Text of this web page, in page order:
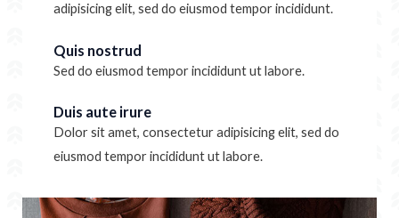
adipisicing elit, sed do eiusmod tempor incididunt.
Quis nostrud
Sed do eiusmod tempor incididunt ut labore.
Duis aute irure
Dolor sit amet, consectetur adipisicing elit, sed do
eiusmod tempor incididunt ut labore.